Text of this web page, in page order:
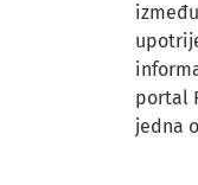
portal
jedna